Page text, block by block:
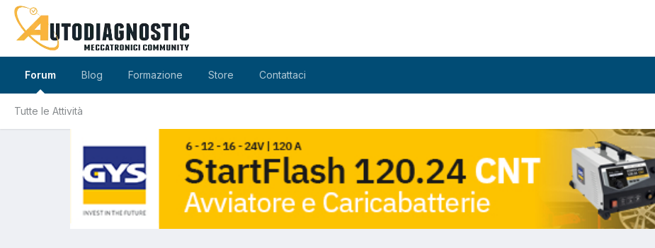
Forum
Tutte le Attività
Blog Formazione Store Contattaci